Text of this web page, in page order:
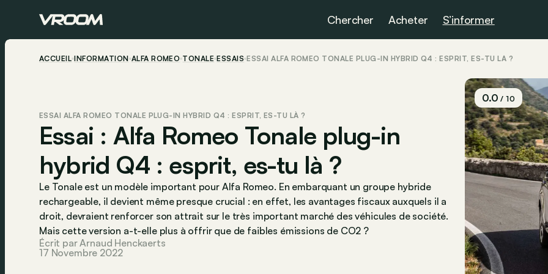
Chercher Acheter S’informer
ACCUEIL INFORMATION ALFA ROMEO TONALE ESSAIS ESSAI ALFA ROMEO TONALE PLUG-IN HYBRID Q4 : ESPRIT, ES-TU LÀ ?
ESSAI ALFA ROMEO TONALE PLUG-IN HYBRID Q4 : ESPRIT, ES-TU LÀ ?
Essai : Alfa Romeo Tonale plug-in
hybrid Q4 : esprit, es-tu là ?
Le Tonale est un modèle important pour Alfa Romeo. En embarquant un groupe hybride
rechargeable, il devient même presque crucial : en effet, les avantages fiscaux auxquels il a
droit, devraient renforcer son attrait sur le très important marché des véhicules de société.
Mais cette version a-t-elle plus à offrir que de faibles émissions de CO2 ?
Écrit par Arnaud Henckaerts
17 Novembre 2022
0.0/ 10